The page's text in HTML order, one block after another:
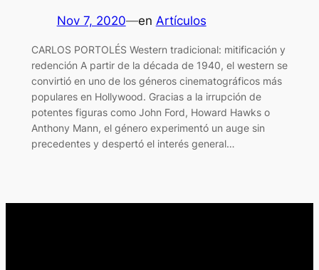
Nov 7, 2020—en Artículos
CARLOS PORTOLÉS Western tradicional: mitificación y
redención A partir de la década de 1940, el western se
convirtió en uno de los géneros cinematográficos más
populares en Hollywood. Gracias a la irrupción de
potentes figuras como John Ford, Howard Hawks o
Anthony Mann, el género experimentó un auge sin
precedentes y despertó el interés general…